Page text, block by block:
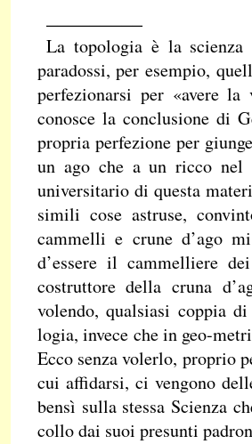
La topologia è la scienza
paradossi, per esempio,
perfezionarsi per «avere
conosce la conclusione di
propria perfezione per
un ago che a un ricco nel
universitario di questa
simili cose astruse,
cammelli e crune d’ago
d’essere il cammelliere
costruttore della cruna
volendo, qualsiasi coppia
logia, invece che in geo-
Ecco senza volerlo, proprio
cui affidarsi, ci vengono
bensì sulla stessa Scienza
collo dai suoi presunti